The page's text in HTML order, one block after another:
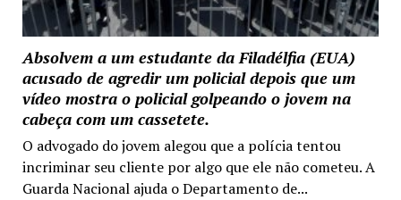
Absolvem a um estudante da Filadélfia (EUA)
acusado de agredir um policial depois que um
vídeo mostra o policial golpeando o jovem na
cabeça com um cassetete.
O advogado do jovem alegou que a polícia tentou
incriminar seu cliente por algo que ele não cometeu. A
Guarda Nacional ajuda o Departamento de...